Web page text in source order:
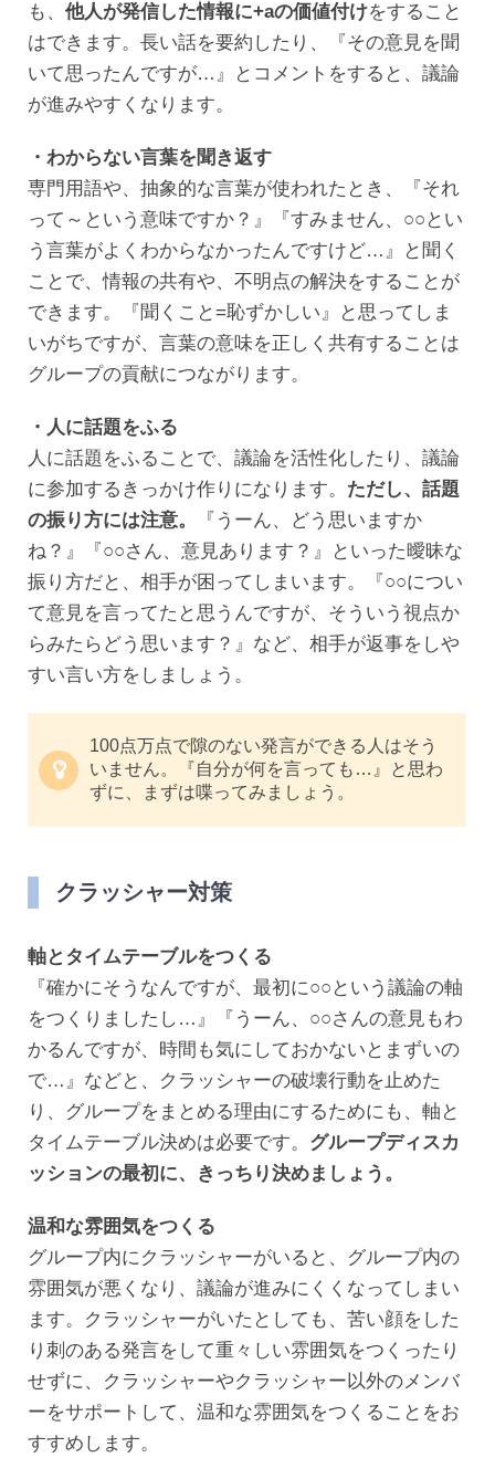
も、 他人が発信した情報に+aの価値付けをすること
はできます。長い話を要約したり、『その意見を聞
いて思ったんですが…』とコメントをすると、議論
が進みやすくなります。
・わからない言葉を聞き返す
専門用語や、抽象的な言葉が使われたとき、『それ
って～という意味ですか？』『すみません、○○とい
う言葉がよくわからなかったんですけど…』と聞く
ことで、情報の共有や、不明点の解決をすることが
できます。『聞くこと=恥ずかしい』と思ってしま
いがちですが、言葉の意味を正しく共有することは
グループの貢献につながります。
・人に話題をふる
人に話題をふることで、議論を活性化したり、議論
に参加するきっかけ作りになります。 ただし、話題
の振り方には注意。
『うーん、どう思いますか
ね？』『○○さん、意見あります？』といった曖昧な
振り方だと、相手が困ってしまいます。『○○につい
て意見を言ってたと思うんですが、そういう視点か
らみたらどう思います？』など、相手が返事をしや
すい言い方をしましょう。
100点万点で隙のない発言ができる人はそう
いません。『自分が何を言っても…』と思わ
ずに、まずは喋ってみましょう。
クラッシャー対策
軸とタイムテーブルをつくる
『確かにそうなんですが、最初に○○という議論の軸
をつくりましたし…』『うーん、○○さんの意見もわ
かるんですが、時間も気にしておかないとまずいの
で…』などと、クラッシャーの破壊行動を止めた
り、グループをまとめる理由にするためにも、軸と
タイムテーブル決めは必要です。 グループディスカ
ッションの最初に、きっちり決めましょう。
温和な雰囲気をつくる
グループ内にクラッシャーがいると、グループ内の
雰囲気が悪くなり、議論が進みにくくなってしまい
ます。クラッシャーがいたとしても、苦い顔をした
り刺のある発言をして重々しい雰囲気をつくったり
せずに、クラッシャーやクラッシャー以外のメンバ
ーをサポートして、温和な雰囲気をつくることをお
すすめします。